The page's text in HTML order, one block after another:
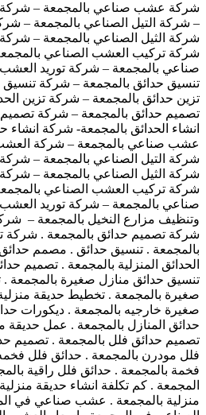
شركة عشب صناعي بالمجمعة – شركة
– شركة التيل الصناعي بالمجمعة –
شركة الثيل الصناعي بالمجمعة –
شركة تركيب العشب الصناعي
صناعي بالمجمعة – شركة توريد
تنسيق حدائق بالمجمعة – شركة تنسيق
تزين حدائق بالمجمعة – شركة تزين
تصميم حدائق بالمجمعة – شركة تصميم
انشاء الحدائق بالمجمعة- شركة
عشب صناعي بالمجمعة – شركة
شركة التيل الصناعي بالمجمعة –
شركة الثيل الصناعي بالمجمعة –
شركة تركيب العشب الصناعي
صناعي بالمجمعة – شركة توريد
وتنظيف مزارع النخيل بالمجمعة –
شركة تصميم حدائق بالمجمعة . شركة
بالمجمعة . تنسيق حدائق . مصمم
الحدائق المنزلية بالمجمعة . تصميم
تنسيق حدائق منازل صغيرة بالمجمعة .
صغيرة بالمجمعة . تخطيط حديقة
صغيرة خارجيه بالمجمعة . ديكورات
حدائق المنازل بالمجمعة . عمل حديقة
تصميم حدائق فلل بالمجمعة . تصميم
فلل مودرن بالمجمعة . حدائق فلل
فخمة بالمجمعة . حدائق فلل راقية
المجمعة . كم تكلفة انشاء حديقة
منزلية بالمجمعة . عشب صناعي في